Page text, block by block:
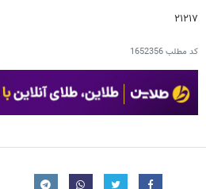
۲۱۲۱۷
کد مطلب1652356